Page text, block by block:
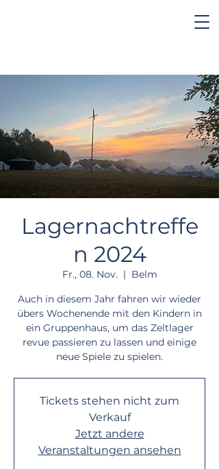
Lagernachtreffe
n 2024
Fr., 08. Nov.
  |
Belm
Auch in diesem Jahr fahren wir wieder
übers Wochenende mit den Kindern in
ein Gruppenhaus, um das Zeltlager
revue passieren zu lassen und einige
neue Spiele zu spielen.
Tickets stehen nicht zum
Verkauf
Jetzt andere
Veranstaltungen ansehen